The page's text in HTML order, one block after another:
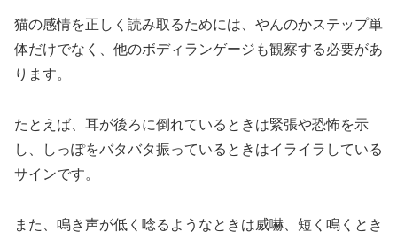
猫の感情を正しく読み取るためには、やんのかステップ単
体だけでなく、他のボディランゲージも観察する必要があ
ります。
たとえば、耳が後ろに倒れているときは緊張や恐怖を示
し、しっぽをバタバタ振っているときはイライラしている
サインです。
また、鳴き声が低く唸るようなときは威嚇、短く鳴くとき